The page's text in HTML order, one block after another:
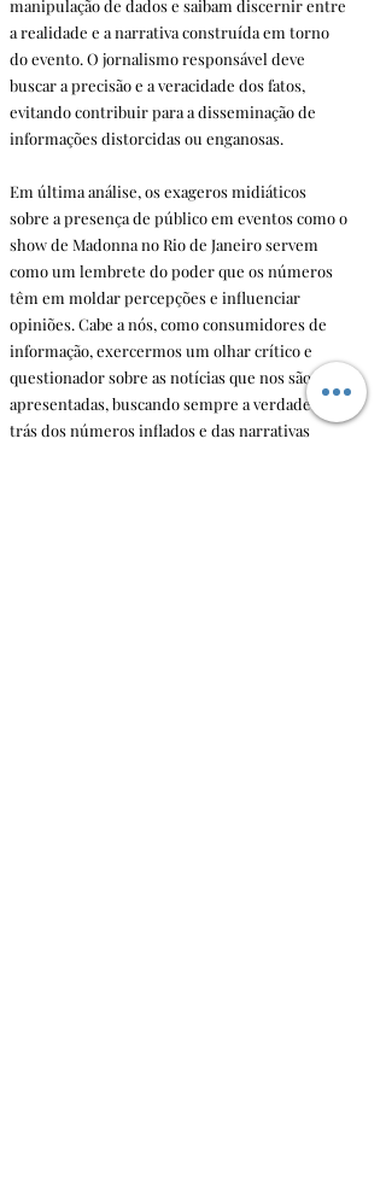
manipulação de dados e saibam discernir entre
a realidade e a narrativa construída em torno
do evento. O jornalismo responsável deve
buscar a precisão e a veracidade dos fatos,
evitando contribuir para a disseminação de
informações distorcidas ou enganosas.
Em última análise, os exageros midiáticos
sobre a presença de público em eventos como o
show de Madonna no Rio de Janeiro servem
como um lembrete do poder que os números
têm em moldar percepções e influenciar
opiniões. Cabe a nós, como consumidores de
informação, exercermos um olhar crítico e
questionador sobre as notícias que nos são
apresentadas, buscando sempre a verdade por
trás dos números inflados e das narrativas